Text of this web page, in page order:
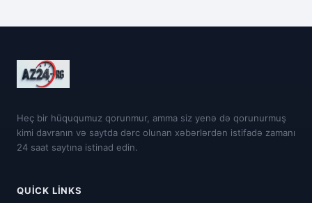
Heç bir hüququmuz qorunmur, amma siz yenə də qorunurmuş
kimi davranın və saytda dərc olunan xəbərlərdən istifadə zamanı
24 saat saytına istinad edin.
QUICK LINKS